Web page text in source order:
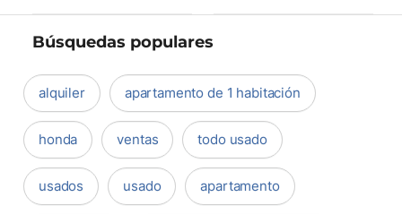
Búsquedas populares
alquiler apartamento de 1 habitación
honda ventas todo usado
usados usado apartamento